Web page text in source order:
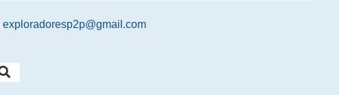
exploradoresp2p@gmail.com